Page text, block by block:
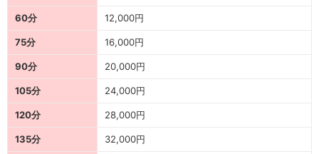
60分 12,000円
75分 16,000円
90分 20,000円
105分 24,000円
120分 28,000円
135分 32,000円